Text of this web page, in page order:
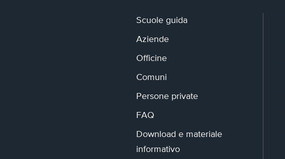
Scuole guida
Aziende
Officine
Comuni
Persone private
FAQ
Download e materiale
informativo